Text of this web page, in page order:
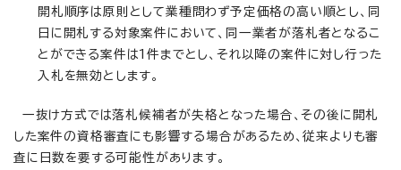
開札順序は原則として業種問わず予定価格の高い順とし、同
日に開札する対象案件において、同一業者が落札者となるこ
とができる案件は1件までとし、それ以降の案件に対し行った
入札を無効とします。
一抜け方式では落札候補者が失格となった場合、その後に開札
した案件の資格審査にも影響する場合があるため、従来よりも審
査に日数を要する可能性があります。